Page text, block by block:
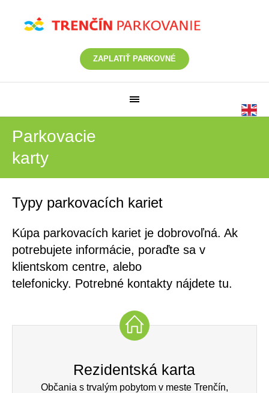
ZAPLATIŤ PARKOVNÉ
Parkovacie
karty
Typy parkovacích kariet
Kúpa parkovacích kariet je dobrovoľná. Ak
potrebujete informácie, poraďte sa v
klientskom centre, alebo
telefonicky. Potrebné kontakty nájdete tu.
Rezidentská karta
Občania s trvalým pobytom v meste Trenčín,